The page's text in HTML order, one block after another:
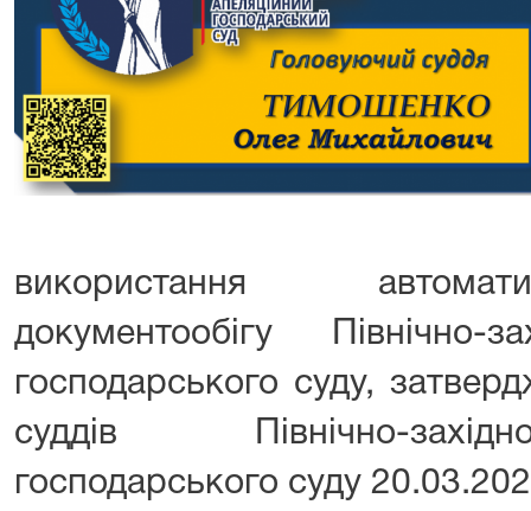
використання
документообігу Північно-
господарського суду,
суддів Північно-
господарського суду